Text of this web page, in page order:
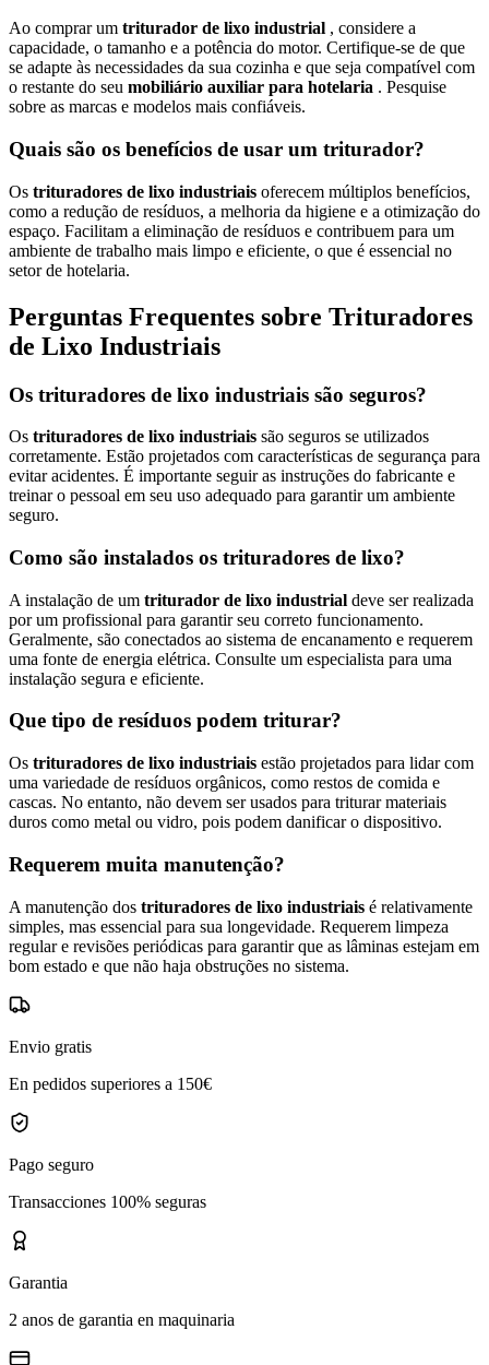
Ao comprar um triturador de lixo industrial , considere a
capacidade, o tamanho e a potência do motor. Certifique-se de que
se adapte às necessidades da sua cozinha e que seja compatível com
o restante do seu mobiliário auxiliar para hotelaria . Pesquise
sobre as marcas e modelos mais confiáveis.
Quais são os benefícios de usar um triturador?
Os trituradores de lixo industriais oferecem múltiplos benefícios,
como a redução de resíduos, a melhoria da higiene e a otimização do
espaço. Facilitam a eliminação de resíduos e contribuem para um
ambiente de trabalho mais limpo e eficiente, o que é essencial no
setor de hotelaria.
Perguntas Frequentes sobre Trituradores
de Lixo Industriais
Os trituradores de lixo industriais são seguros?
Os trituradores de lixo industriais são seguros se utilizados
corretamente. Estão projetados com características de segurança para
evitar acidentes. É importante seguir as instruções do fabricante e
treinar o pessoal em seu uso adequado para garantir um ambiente
seguro.
Como são instalados os trituradores de lixo?
A instalação de um triturador de lixo industrial deve ser realizada
por um profissional para garantir seu correto funcionamento.
Geralmente, são conectados ao sistema de encanamento e requerem
uma fonte de energia elétrica. Consulte um especialista para uma
instalação segura e eficiente.
Que tipo de resíduos podem triturar?
Os trituradores de lixo industriais estão projetados para lidar com
uma variedade de resíduos orgânicos, como restos de comida e
cascas. No entanto, não devem ser usados para triturar materiais
duros como metal ou vidro, pois podem danificar o dispositivo.
Requerem muita manutenção?
A manutenção dos trituradores de lixo industriais é relativamente
simples, mas essencial para sua longevidade. Requerem limpeza
regular e revisões periódicas para garantir que as lâminas estejam em
bom estado e que não haja obstruções no sistema.
Envio gratis
En pedidos superiores a 150€
Pago seguro
Transacciones 100% seguras
Garantia
2 anos de garantia en maquinaria